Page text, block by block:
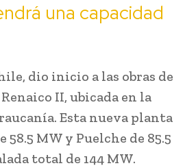
una capacidad
dio inicio a las obras de
II, ubicada en la
Esta nueva planta
58.5 MW y Puelche de 85.5
total de 144 MW.